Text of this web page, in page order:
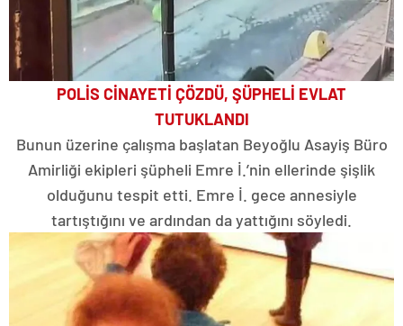
POLİS CİNAYETİ ÇÖZDÜ, ŞÜPHELİ EVLAT
TUTUKLANDI
Bunun üzerine çalışma başlatan Beyoğlu Asayiş Büro
Amirliği ekipleri şüpheli Emre İ.’nin ellerinde şişlik
olduğunu tespit etti. Emre İ. gece annesiyle
tartıştığını ve ardından da yattığını söyledi.